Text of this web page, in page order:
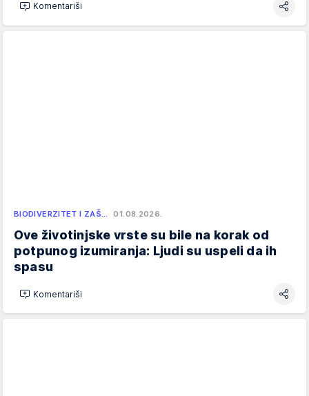
Komentariši
BIODIVERZITET I ZAŠ… 01.08.2026.
Ove životinjske vrste su bile na korak od
potpunog izumiranja: Ljudi su uspeli da ih
spasu
Komentariši